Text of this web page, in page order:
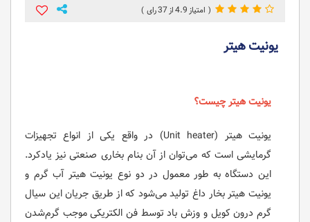
4.9
37
یونیت هیتر
یونیت هیتر چیست؟
یونیت هیتر (Unit heater) در واقع یکی از انواع تجهیزات
گرمایشی است که می‌توان از آن بنام بخاری صنعتی نیز یادکرد.
این دستگاه به طور معمول در دو نوع یونیت هیتر آب گرم و
یونیت هیتر بخار داغ تولید می‌شود که از طریق جریان این سیال
گرم درون کویل و وزش باد توسط فن الکتریکی موجب گرم‌شدن